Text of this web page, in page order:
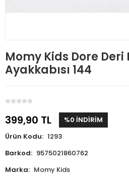
Momy Kids Dore Deri
Ayakkabısı 144
399,90 TL
%0 İNDİRİM
Ürün Kodu: 1293
Barkod: 9575021860762
Marka: Momy Kids